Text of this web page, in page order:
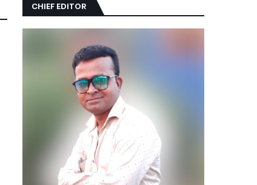
CHIEF EDITOR